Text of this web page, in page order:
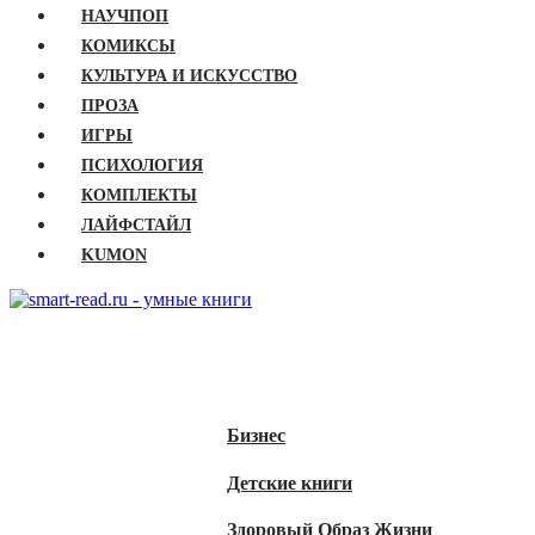
НАУЧПОП
КОМИКСЫ
КУЛЬТУРА И ИСКУССТВО
ПРОЗА
ИГРЫ
ПСИХОЛОГИЯ
КОМПЛЕКТЫ
ЛАЙФСТАЙЛ
KUMON
Бизнес
Детские книги
Здоровый Образ Жизни